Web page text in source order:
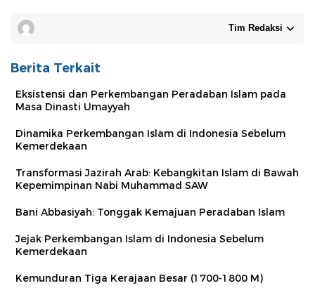
Tim Redaksi
Berita Terkait
Eksistensi dan Perkembangan Peradaban Islam pada
Masa Dinasti Umayyah
Dinamika Perkembangan Islam di Indonesia Sebelum
Kemerdekaan
Transformasi Jazirah Arab: Kebangkitan Islam di Bawah
Kepemimpinan Nabi Muhammad SAW
Bani Abbasiyah: Tonggak Kemajuan Peradaban Islam
Jejak Perkembangan Islam di Indonesia Sebelum
Kemerdekaan
Kemunduran Tiga Kerajaan Besar (1700-1800 M)